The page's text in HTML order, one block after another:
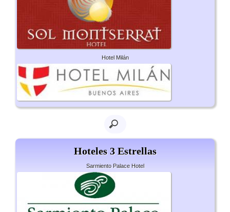
Hotel Milán
Hoteles 3 Estrellas
Sarmiento Palace Hotel